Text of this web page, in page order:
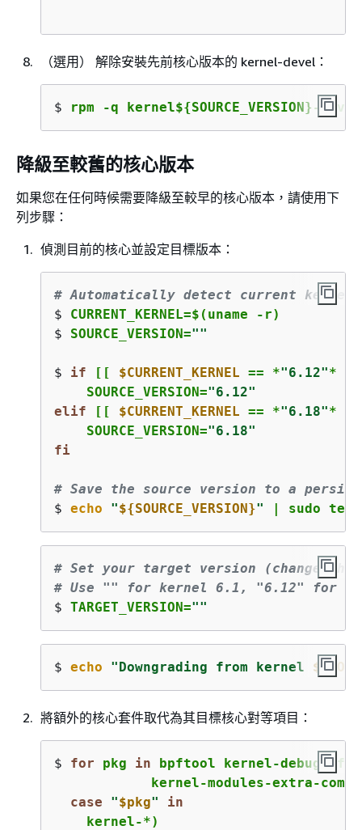
（選用） 解除安裝先前核心版本的 kernel-devel：
$ rpm -q kernel${SOURCE_VERSION}-
降級至較舊的核心版本
如果您在任何時候需要降級至較早的核心版本，請使用下
列步驟：
偵測目前的核心並設定目標版本：
# Automatically detect current kernel
$ CURRENT_KERNEL=$(uname -r)
$ SOURCE_VERSION=""
$ if [[ $CURRENT_KERNEL == *"6.12"*
    SOURCE_VERSION=
"6.12"
elif [[ $CURRENT_KERNEL == *"6.18"*
    SOURCE_VERSION=
"6.18"
fi
# Save the source version to a
$ echo "${SOURCE_VERSION}" | sudo tee
# Set your target version (change
# Use "" for kernel 6.1, "6.12" for
$ TARGET_VERSION=""
$ echo "Downgrading from kernel $ {
將額外的核心套件取代為其目標核心對等項目：
$ for pkg in bpftool kernel-debuginfo
kernel-modules-extra-
case
"$pkg"
in
    kernel-*)